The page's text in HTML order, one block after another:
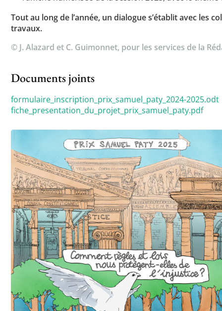
Tout au long de l’année, un dialogue s’établit avec les
travaux.
© J. Alazard et C. Guimonnet, pour les services de la
Documents joints
formulaire_inscription_prix_samuel_paty_2024-2025.odt
fiche_presentation_du_projet_prix_samuel_paty.pdf